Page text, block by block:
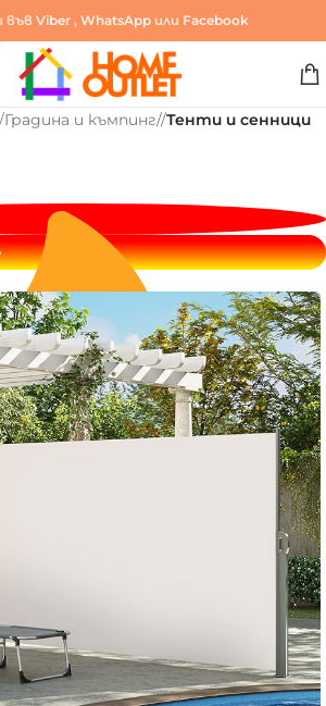
Viber , WhatsAppили Facebook
Градина и къмпинг/ Тенти и сенници